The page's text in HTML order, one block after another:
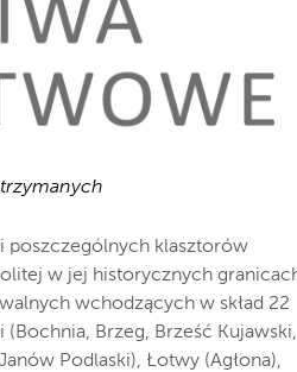
poszczególnych klasztorów
w jej historycznych
wchodzących w skład 22
Brzeg, Brześć Kujawski,
Podlaski), Łotwy (Agłona),